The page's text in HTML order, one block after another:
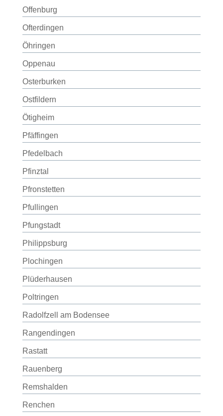
Offenburg
Ofterdingen
Öhringen
Oppenau
Osterburken
Ostfildern
Ötigheim
Pfäffingen
Pfedelbach
Pfinztal
Pfronstetten
Pfullingen
Pfungstadt
Philippsburg
Plochingen
Plüderhausen
Poltringen
Radolfzell am Bodensee
Rangendingen
Rastatt
Rauenberg
Remshalden
Renchen